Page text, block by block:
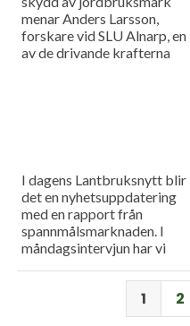
menar Anders Larsson,
forskare vid SLU Alnarp, en
av de drivande krafterna
I dagens Lantbruksnytt blir
det en nyhetsuppdatering
med en rapport från
spannmålsmarknaden. I
måndagsintervjun har vi
Per Larsson som idag har
rollen som senior advisor på
1 2